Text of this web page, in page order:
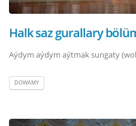
Halk saz gurallary
Aýdym aýdym aýtmak sungaty
DOWAMY